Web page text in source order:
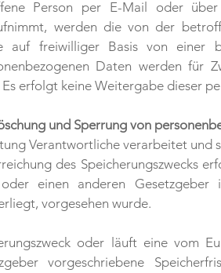
Person per E-Mail oder
werden die von der
auf freiwilliger Basis von einer
Daten werden für
erfolgt keine Weitergabe dieser
und Sperrung von
Verantwortliche verarbeitet
des Speicherungszwecks
oder einen anderen
vorgesehen wurde.
oder läuft eine vom
vorgeschriebene